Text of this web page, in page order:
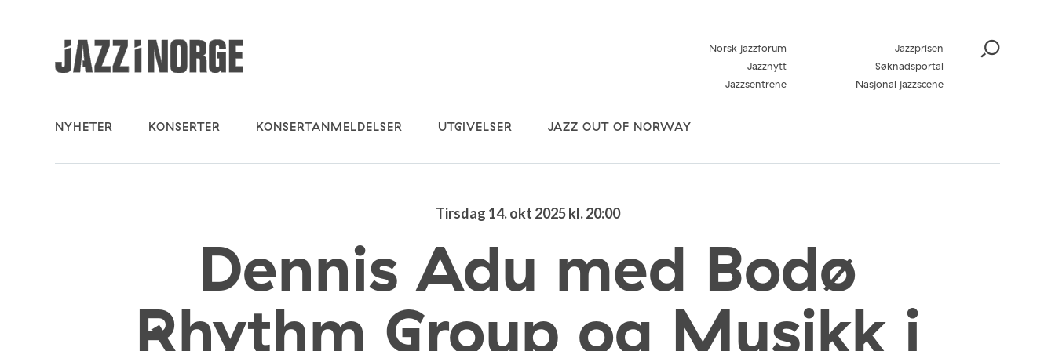
NYHETER KONSERTER KONSERTANMELDELSER UTGIVELSER JAZZ OUT OF NORWAY
Norsk jazzforum
Jazzprisen
Jazznytt
Søknadsportal
Jazzsentrene
Nasjonal jazzscene
Tirsdag 14. okt 2025 kl. 20:00
Dennis Adu med Bodø
Rhythm Group og Musikk i